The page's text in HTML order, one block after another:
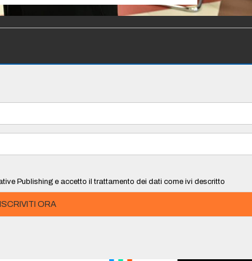
Publishing e accetto il trattamento dei dati come ivi descritto
ISCRIVITI ORA